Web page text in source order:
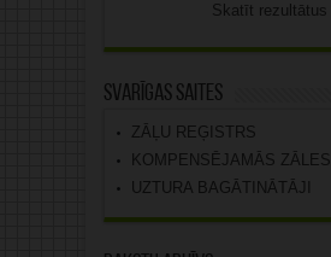
Skatīt rezultātus
Svarīgas saites
ZĀĻU REĢISTRS
KOMPENSĒJAMĀS ZĀLES
UZTURA BAGĀTINĀTĀJI